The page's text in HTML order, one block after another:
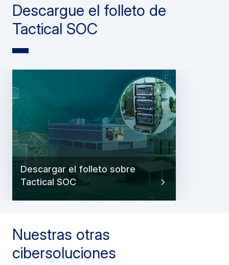
Descargue el folleto de
Tactical SOC
Descargar el folleto sobre
Tactical SOC
Nuestras otras
cibersoluciones